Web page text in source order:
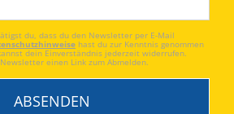
du, dass du den Newsletter per E-Mail
hast du zur Kenntnis genommen
dein Einverständnis jederzeit widerrufen.
einen Link zum Abmelden.